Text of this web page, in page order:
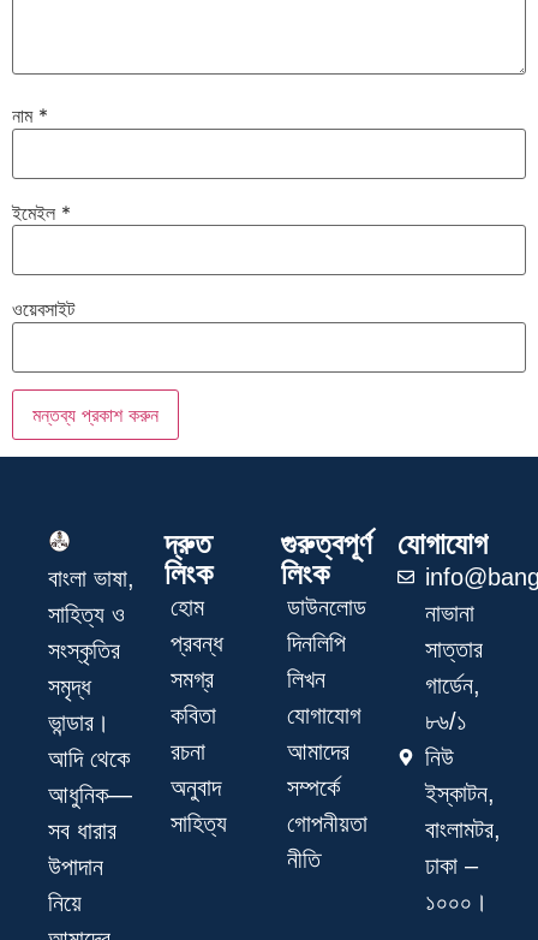
নাম *
ইমেইল *
ওয়েবসাইট
বাংলা ভাষা,
সাহিত্য ও
সংস্কৃতির
সমৃদ্ধ
ভান্ডার।
আদি থেকে
আধুনিক—
সব ধারার
উপাদান
নিয়ে
দ্রুত
লিংক
হোম
প্রবন্ধ
সমগ্র
কবিতা
রচনা
অনুবাদ
সাহিত্য
গুরুত্বপূর্ণ
লিংক
ডাউনলোড
দিনলিপি
লিখন
যোগাযোগ
আমাদের
সম্পর্কে
গোপনীয়তা
নীতি
যোগাযোগ
নাভানা
সাত্তার
গার্ডেন,
৮৬/১
নিউ
ইস্কাটন,
বাংলামটর,
ঢাকা –
১০০০।